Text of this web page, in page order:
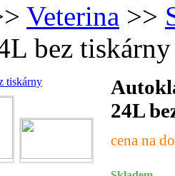
Veterina >>
bez tiskárny
24L
cena na